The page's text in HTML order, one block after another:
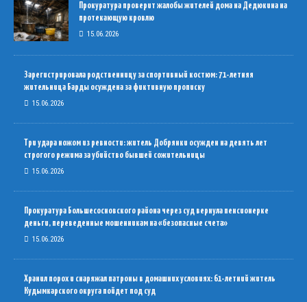
Прокуратура проверит жалобы жителей дома на Дедюкина на
протекающую кровлю
15.06.2026
Зарегистрировала родственницу за спортивный костюм: 71-летняя
жительница Барды осуждена за фиктивную прописку
15.06.2026
Три удара ножом из ревности: житель Добрянки осужден на девять лет
строгого режима за убийство бывшей сожительницы
15.06.2026
Прокуратура Большесосновского района через суд вернула пенсионерке
деньги, переведенные мошенникам на «безопасные счета»
15.06.2026
Хранил порох и снаряжал патроны в домашних условиях: 61-летний житель
Кудымкарского округа пойдет под суд